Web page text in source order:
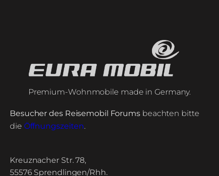
Premium-Wohnmobile made in Germany.
Besucher des Reisemobil Forums beachten bitte
die Öffnungszeiten.
Kreuznacher Str. 78,
55576 Sprendlingen/Rhh.